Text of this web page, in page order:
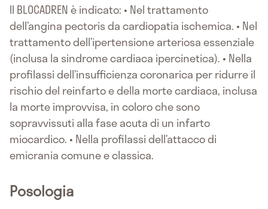
Il BLOCADREN è indicato: • Nel trattamento
dell’angina pectoris da cardiopatia ischemica. • Nel
trattamento dell’ipertensione arteriosa essenziale
(inclusa la sindrome cardiaca ipercinetica). • Nella
profilassi dell’insufficienza coronarica per ridurre il
rischio del reinfarto e della morte cardiaca, inclusa
la morte improvvisa, in coloro che sono
sopravvissuti alla fase acuta di un infarto
miocardico. • Nella profilassi dell’attacco di
emicrania comune e classica.
Posologia